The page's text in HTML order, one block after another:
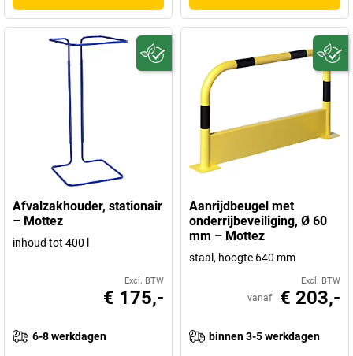
Afvalzakhouder, stationair
– Mottez
inhoud tot 400 l
Excl. BTW
€ 175,-
6-8 werkdagen
Aanrijdbeugel met
onderrijbeveiliging, Ø 60
mm – Mottez
staal, hoogte 640 mm
Excl. BTW
vanaf € 203,-
binnen 3-5 werkdagen